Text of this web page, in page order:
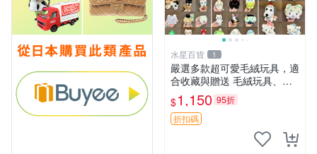
水星百貨 1
嚴選多款超可愛毛絨玩具，適
合收藏與贈送 毛絨玩具、抱
枕、公仔
$1,150 95折
折扣碼